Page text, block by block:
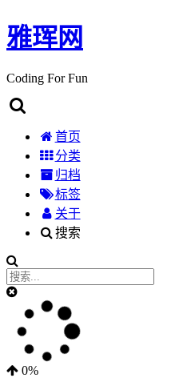
雅珲网
Coding For Fun
首页
分类
归档
标签
关于
搜索
0%